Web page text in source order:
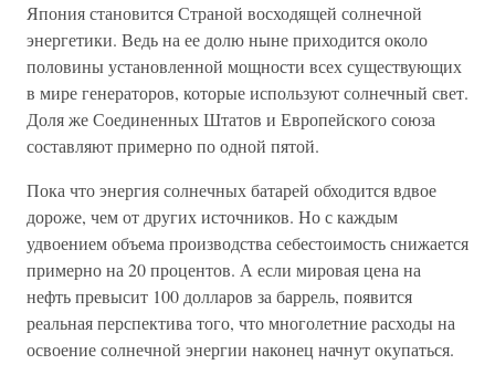
Япония становится Страной восходящей солнечной
энергетики. Ведь на ее долю ныне приходится около
половины установленной мощности всех существующих
в мире генераторов, которые используют солнечный свет.
Доля же Соединенных Штатов и Европейского союза
составляют примерно по одной пятой.
Пока что энергия солнечных батарей обходится вдвое
дороже, чем от других источников. Но с каждым
удвоением объема производства себестоимость снижается
примерно на 20 процентов. А если мировая цена на
нефть превысит 100 долларов за баррель, появится
реальная перспектива того, что многолетние расходы на
освоение солнечной энергии наконец начнут окупаться.